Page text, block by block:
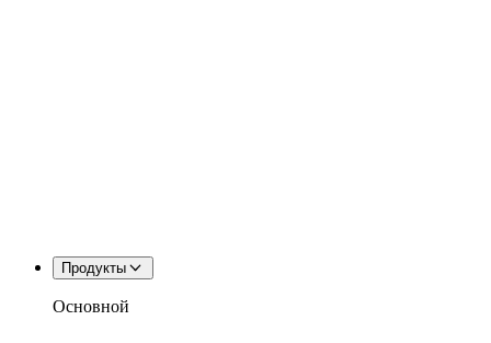
Продукты
Основной